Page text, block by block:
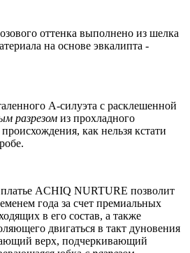
оттенка выполнено из шелка
на основе эвкалипта -
А-силуэта с расклешенной
разрезом из прохладного
как нельзя кстати
ACHIQ NURTURE позволит
года за счет премиальных
в его состав, а также
двигаться в такт дуновения
верх, подчеркивающий